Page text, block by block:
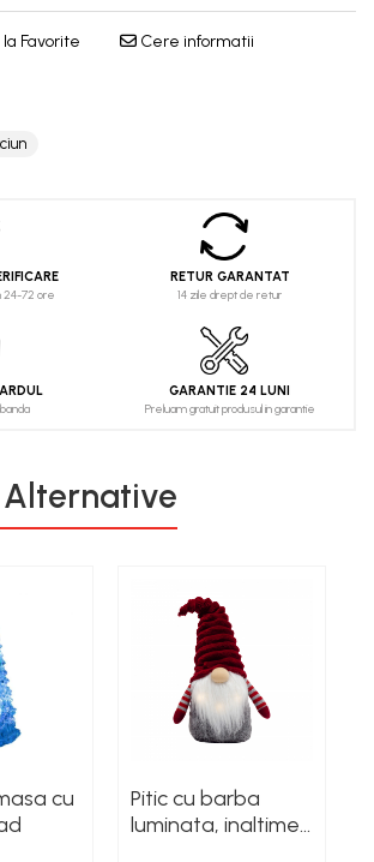
Favorite Cere informatii
24-72 ore
RETUR GARANTAT
14 zile drept de retur
GARANTIE 24 LUNI
Preluam gratuit produsul in garantie
Alternative
cu
Pitic cu barba
luminata, inaltime